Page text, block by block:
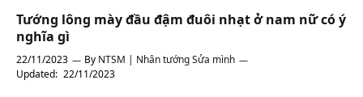
Tướng lông mày đầu đậm đuôi nhạt ở nam nữ có ý
nghĩa gì
22/11/2023 By NTSM | Nhân tướng Sửa mình
Updated: 22/11/2023